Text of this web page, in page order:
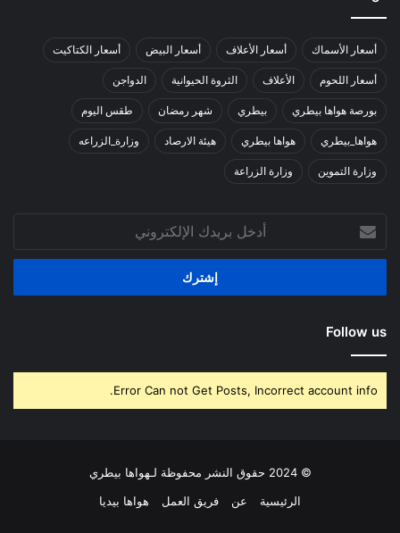
أسعار الأسماك أسعار الأعلاف أسعار البيض أسعار الكتاكيت
أسعار اللحوم الأعلاف الثروة الحيوانية الدواجن
بورصة هواها بيطري بيطري شهر رمضان طقس اليوم
هواها_بيطري هواها بيطري هيئة الارصاد وزارة_الزراعه
وزارة التموين وزارة الزراعة
بريدك
الإلكتروني
Follow us
Error Can not Get Posts, Incorrect account info.
© 2024 حقوق النشر محفوظة لـهواها بيطري
الرئيسية
عن فريق العمل هواها بيديا